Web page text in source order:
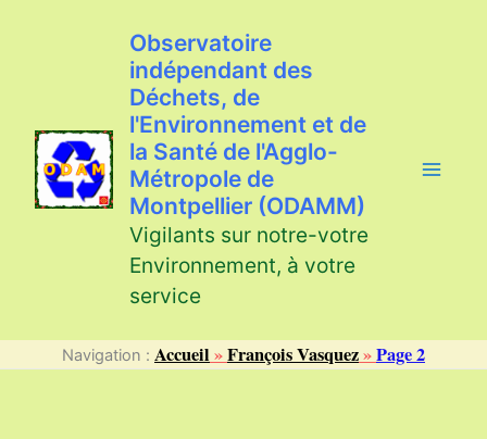
Observatoire
indépendant des
Déchets, de
l'Environnement et de
la Santé de l'Agglo-
Métropole de
Montpellier (ODAMM)
Vigilants sur notre-votre
Environnement, à votre
service
Navigation : Accueil »François Vasquez»Page 2